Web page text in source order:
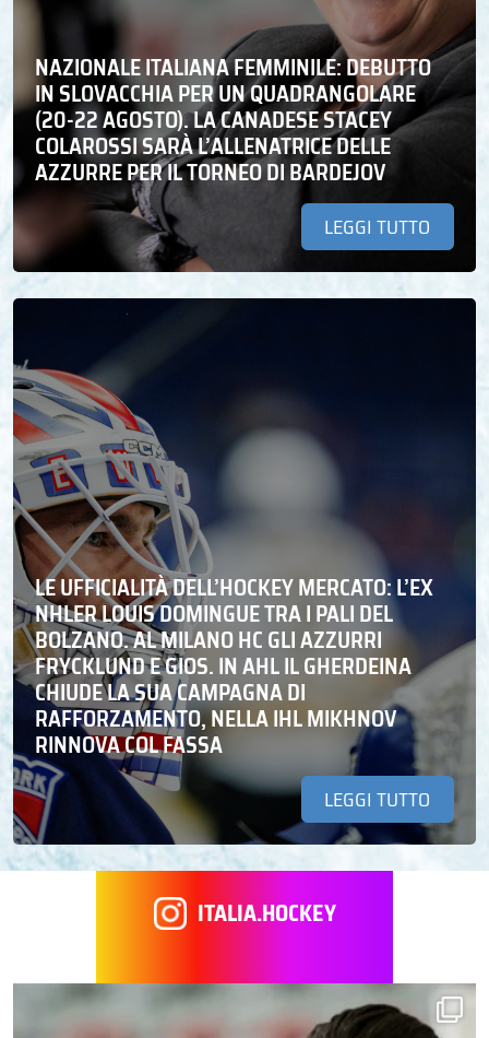
NAZIONALE ITALIANA FEMMINILE: DEBUTTO
IN SLOVACCHIA PER UN QUADRANGOLARE
(20-22 AGOSTO). LA CANADESE STACEY
COLAROSSI SARÀ L’ALLENATRICE DELLE
AZZURRE PER IL TORNEO DI BARDEJOV
LEGGI TUTTO
LE UFFICIALITÀ DELL’HOCKEY MERCATO: L’EX
NHLER LOUIS DOMINGUE TRA I PALI DEL
BOLZANO. AL MILANO HC GLI AZZURRI
FRYCKLUND E GIOS. IN AHL IL GHERDEINA
CHIUDE LA SUA CAMPAGNA DI
RAFFORZAMENTO, NELLA IHL MIKHNOV
RINNOVA COL FASSA
LEGGI TUTTO
ITALIA.HOCKEY